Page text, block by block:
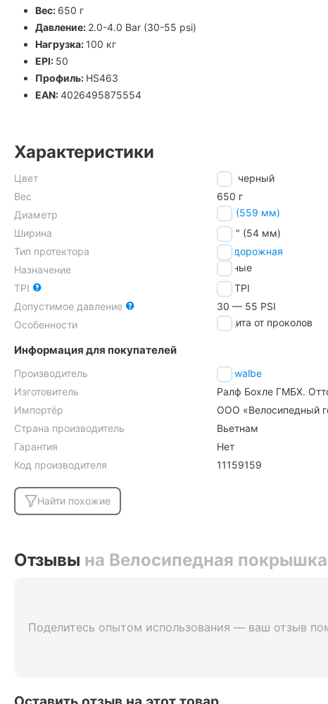
Вес: 650 г
Давление: 2.0-4.0 Bar (30-55 psi)
Нагрузка: 100 кг
EPI: 50
Профиль: HS463
EAN:4026495875554
Характеристики
Цвет
черный
Вес
650 г
Диаметр
26" (559 мм)
Ширина
2.10" (54 мм)
Тип протектора
внедорожная
Назначение
горные
TPI
50 TPI
Допустимое давление
30 — 55 PSI
Особенности
защита от проколов
Информация для покупателей
Производитель
Schwalbe
Изготовитель
Ралф Бохле ГМБХ.
Импортёр
ООО «Велосипедный
Страна производитель
Вьетнам
Гарантия
Нет
Код производителя
11159159
Найти похожие
Отзывы на Велосипедная
Поделитесь опытом использования — ваш отзыв